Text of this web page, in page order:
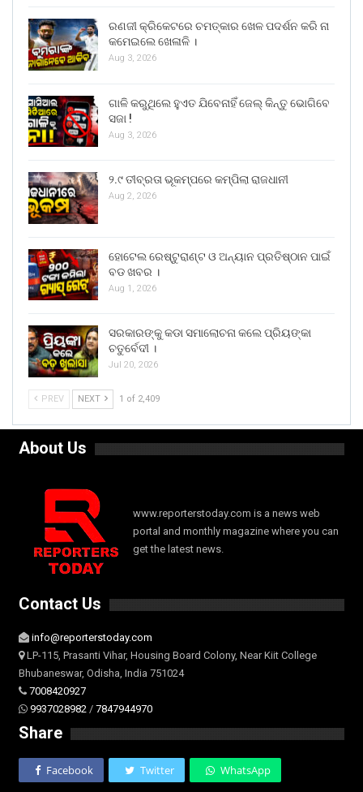
ରଣଜୀ କ୍ରିକେଟରେ ଚମତ୍କାର ଖେଳ ପଦର୍ଶନ କରି ନା
କମେଇଲେ ଖେଳାଳି ।
Aug 3, 2026
ଗାଳି କରୁଥିଲେ ହୁଏତ ଯିବେନାହିଁ ଜେଲ୍ କିନ୍ତୁ ଭୋଗିବେ
ସଜା !
Aug 3, 2026
୨.୯ ତୀବ୍ରତା ଭୂକମ୍ପରେ କମ୍ପିଲା ରାଜଧାନୀ
Aug 2, 2026
ହୋଟେଲ ରେଷ୍ଟୁରାଣ୍ଟ ଓ ଅନ୍ୟାନ ପ୍ରତିଷ୍ଠାନ ପାଇଁ
ବଡ ଖବର ।
Aug 1, 2026
ସରକାରଙ୍କୁ କଡା ସମାଲୋଚନା କଲେ ପ୍ରିୟଙ୍କା
ଚତୁର୍ବେଦୀ ।
Jul 20, 2026
PREV NEXT 1 of 2,409
About Us
www.reporterstoday.com is a news web
portal and monthly magazine where you can
get the latest news.
Contact Us
info@reporterstoday.com
LP-115, Prasanti Vihar, Housing Board Colony, Near Kiit College
Bhubaneswar, Odisha, India 751024
7008420927
9937028982 / 7847944970
Share
Facebook Twitter WhatsApp